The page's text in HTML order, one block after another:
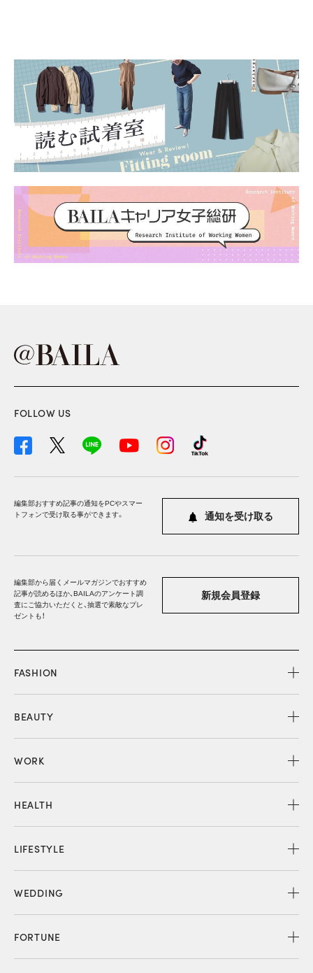
FOLLOW US
編集部おすすめ記事の通知をPCやスマー
トフォンで受け取る事ができます。
通知を受け取る
編集部から届くメールマガジンでおすすめ
記事が読めるほか、BAILAのアンケート調
査にご協力いただくと、抽選で素敵なプレ
ゼントも！
新規会員登録
FASHION
BEAUTY
WORK
HEALTH
LIFESTYLE
WEDDING
FORTUNE